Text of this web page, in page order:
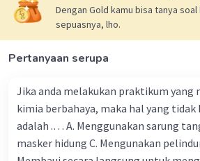
Dengan Gold kamu bisa tanya soal
sepuasnya, lho.
Pertanyaan serupa
Jika anda melakukan praktikum yang
kimia berbahaya, maka hal yang tidak
adalah .… A. Menggunakan sarung
masker hidung C. Mengunakan